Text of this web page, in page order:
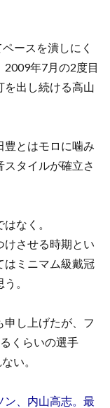
ースを潰しにく
年7月の2度目
を出し続ける高山
豊とはモロに噛み
タイルが確立さ
なく。
けさせる時期とい
はミニマム級戴冠
。
申し上げたが、フ
くらいの選手
い。
ン、内山高志。最